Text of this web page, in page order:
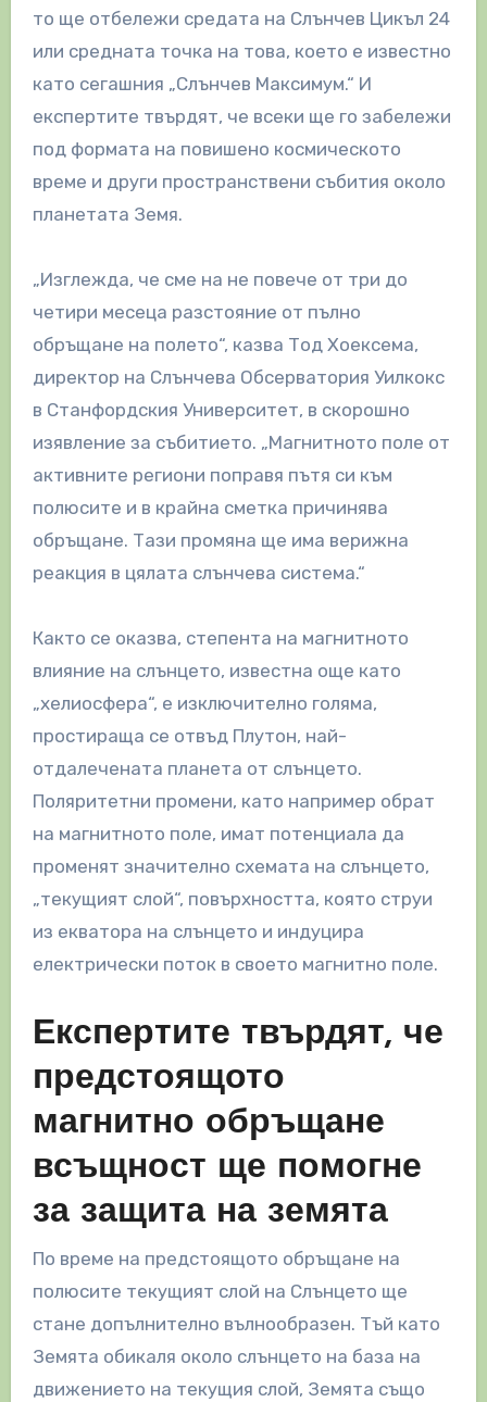
то ще отбележи средата на Слънчев Цикъл 24
или средната точка на това, което е известно
като сегашния „Слънчев Максимум.“ И
експертите твърдят, че всеки ще го забележи
под формата на повишено космическото
време и други пространствени събития около
планетата Земя.
„Изглежда, че сме на не повече от три до
четири месеца разстояние от пълно
обръщане на полето“, казва Тод Хоексема,
директор на Слънчева Обсерватория Уилкокс
в Станфордския Университет, в скорошно
изявление за събитието. „Магнитното поле от
активните региони поправя пътя си към
полюсите и в крайна сметка причинява
обръщане. Тази промяна ще има верижна
реакция в цялата слънчева система.“
Както се оказва, степента на магнитното
влияние на слънцето, известна още като
„хелиосфера“, е изключително голяма,
простираща се отвъд Плутон, най-
отдалечената планета от слънцето.
Поляритетни промени, като например обрат
на магнитното поле, имат потенциала да
променят значително схемата на слънцето,
„текущият слой“, повърхността, която струи
из екватора на слънцето и индуцира
електрически поток в своето магнитно поле.
Експертите твърдят, че
предстоящото
магнитно обръщане
всъщност ще помогне
за защита на земята
По време на предстоящото обръщане на
полюсите текущият слой на Слънцето ще
стане допълнително вълнообразен. Тъй като
Земята обикаля около слънцето на база на
движението на текущия слой, Земята също